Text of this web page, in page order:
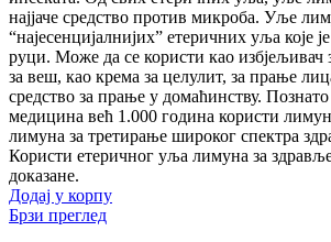
најјаче средство против микроба. Уље
“најесенцијалнијих” етеричних уља које
руци. Може да се користи као избјељивач
за веш, као крема за целулит, за прање
средство за прање у домаћинству. Познато
медицина већ 1.000 година користи
лимуна за третирање широког спектра
Користи етеричног уља лимуна за
доказане.
Додај у корпу
Брзи преглед